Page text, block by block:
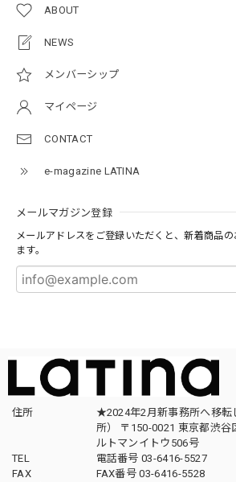
ABOUT
NEWS
メンバーシップ
マイページ
CONTACT
e-magazine LATINA
メールマガジン登録
メールアドレスをご登録いただくと、新着商品
ます。
住所
★2024年2月新事務所へ移転
所） 〒150-0021 東京都渋谷
ルトマンイトウ506号
TEL
電話番号 03-6416-5527
FAX
FAX番号 03-6416-5528